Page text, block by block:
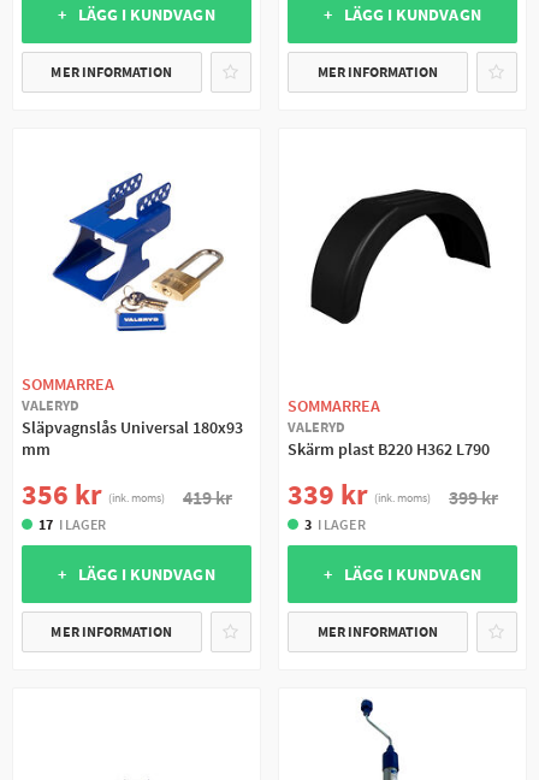
+ LÄGG I KUNDVAGN
MER INFORMATION
+ LÄGG I KUNDVAGN
MER INFORMATION
SOMMARREA
VALERYD
Släpvagnslås Universal 180x93
mm
356 kr (ink. moms) 419 kr
17 I LAGER
+ LÄGG I KUNDVAGN
MER INFORMATION
SOMMARREA
VALERYD
Skärm plast B220 H362 L790
339 kr (ink. moms) 399 kr
3 I LAGER
+ LÄGG I KUNDVAGN
MER INFORMATION